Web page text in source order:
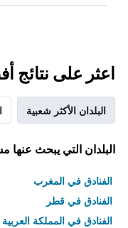
اعثر على نتائج
البلدان الأكثر شعبية
البلدان التي يبحث عنها
الفنادق في المغرب
الفنادق في قطر
الفنادق في المملكة